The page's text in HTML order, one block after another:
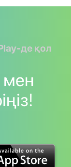
де қол
мен